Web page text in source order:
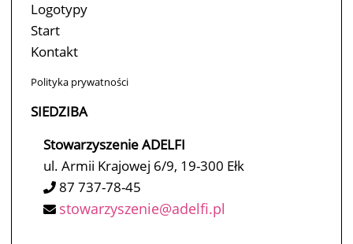
Logotypy
Start
Kontakt
Polityka prywatności
SIEDZIBA
Stowarzyszenie ADELFI
ul. Armii Krajowej 6/9, 19-300 Ełk
87 737-78-45
stowarzyszenie@adelfi.pl